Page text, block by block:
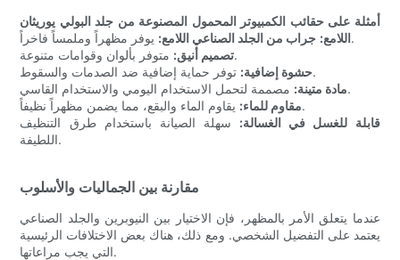
أمثلة على حقائب الكمبيوتر المحمول المصنوعة من جلد البولي يوريثان
اللامع: جراب من الجلد الصناعي اللامع:
يوفر مظهراً وملمساً فاخراً.
تصميم أنيق:متوفر بألوان وقوامات متنوعة.
حشوة إضافية:توفر حماية إضافية ضد الصدمات والسقوط.
مادة متينة:مصممة لتحمل الاستخدام اليومي والاستخدام القاسي.
مقاوم للماء:يقاوم الماء والبقع، مما يضمن مظهراً نظيفاً.
قابلة للغسل في الغسالة: سهلة الصيانة باستخدام طرق التنظيف
اللطيفة.
مقارنة بين الجماليات والأسلوب
عندما يتعلق الأمر بالمظهر، فإن الاختيار بين النيوبرين والجلد الصناعي
يعتمد على التفضيل الشخصي. ومع ذلك، هناك بعض الاختلافات الرئيسية
التي يجب مراعاتها.